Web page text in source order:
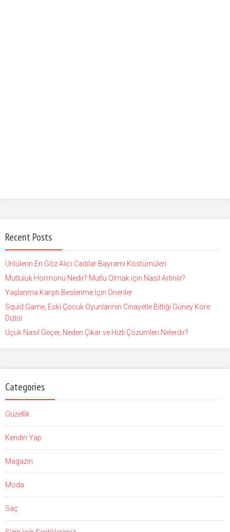
Recent Posts
Ünlülerin En Göz Alıcı Cadılar Bayramı Kostümüleri
Mutluluk Hormonu Nedir? Mutlu Olmak için Nasıl Artırılır?
Yaşlanma Karşıtı Beslenme İçin Öneriler
Squid Game, Eski Çocuk Oyunlarının Cinayetle Bittiği Güney Kore
Dizisi
Uçuk Nasıl Geçer, Neden Çıkar ve Hızlı Çözümleri Nelerdir?
Categories
Güzellik
Kendin Yap
Magazin
Moda
Saç